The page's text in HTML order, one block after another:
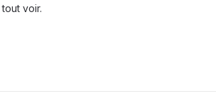
voir.